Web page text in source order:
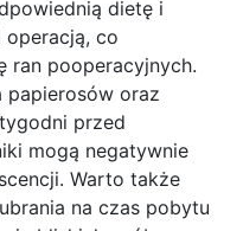
dietę i
operacją, co
ran pooperacyjnych.
papierosów oraz
przed
mogą negatywnie
Warto także
na czas pobytu